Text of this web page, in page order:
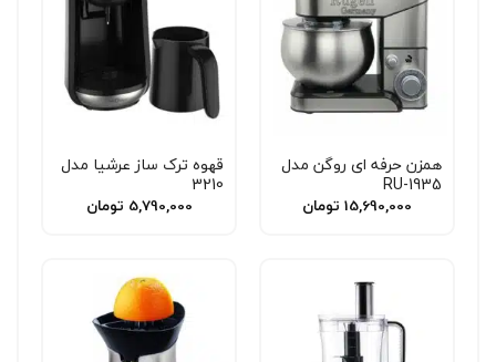
همزن حرفه ‌ای روگن مدل
RU-1935
15,690,000 تومان
قهوه ترک ساز عرشیا مدل
3210
5,790,000 تومان